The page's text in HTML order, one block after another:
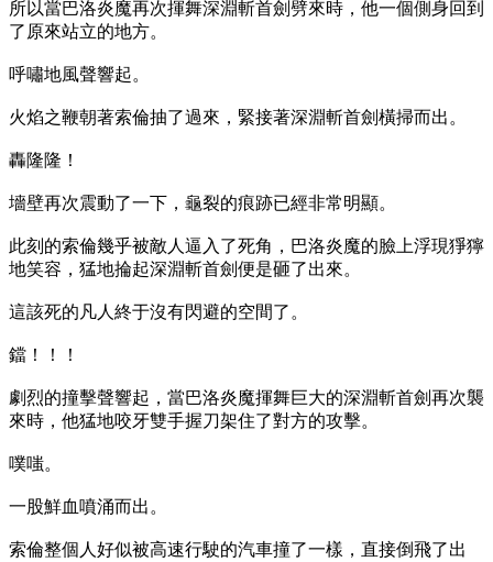
所以當巴洛炎魔再次揮舞深淵斬首劍劈來時，他一個側身回到
了原來站立的地方。
呼嘯地風聲響起。
火焰之鞭朝著索倫抽了過來，緊接著深淵斬首劍橫掃而出。
轟隆隆！
墻壁再次震動了一下，龜裂的痕跡已經非常明顯。
此刻的索倫幾乎被敵人逼入了死角，巴洛炎魔的臉上浮現猙獰
地笑容，猛地掄起深淵斬首劍便是砸了出來。
這該死的凡人終于沒有閃避的空間了。
鐺！！！
劇烈的撞擊聲響起，當巴洛炎魔揮舞巨大的深淵斬首劍再次襲
來時，他猛地咬牙雙手握刀架住了對方的攻擊。
噗嗤。
一股鮮血噴涌而出。
索倫整個人好似被高速行駛的汽車撞了一樣，直接倒飛了出